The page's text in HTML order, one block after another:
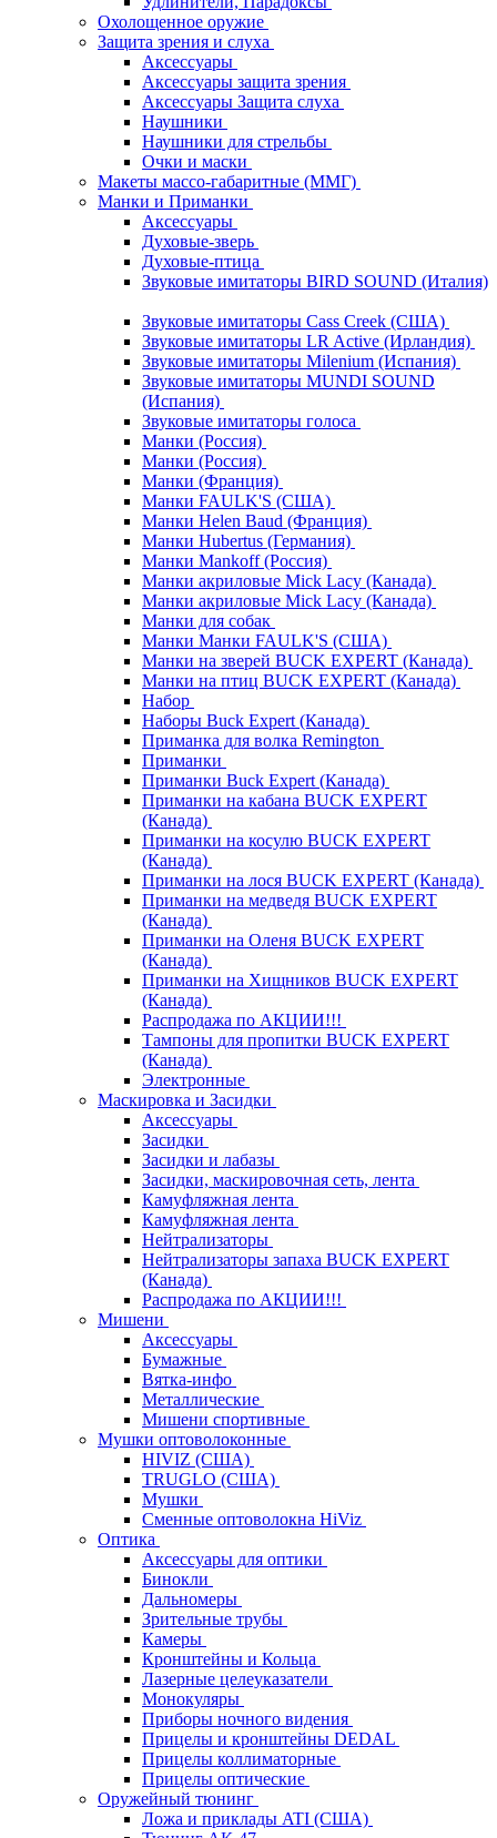
Охолощенное оружие
Защита зрения и слуха
Аксессуары
Аксессуары защита зрения
Аксессуары Защита слуха
Наушники
Наушники для стрельбы
Очки и маски
Макеты массо-габаритные (ММГ)
Манки и Приманки
Аксессуары
Духовые-зверь
Духовые-птица
Звуковые имитаторы BIRD SOUND (Италия)
Звуковые имитаторы Cass Creek (США)
Звуковые имитаторы LR Active (Ирландия)
Звуковые имитаторы Milenium (Испания)
Звуковые имитаторы MUNDI SOUND
(Испания)
Звуковые имитаторы голоса
Манки (Россия)
Манки (Россия)
Манки (Франция)
Манки FAULK'S (США)
Манки Helen Baud (Франция)
Манки Hubertus (Германия)
Манки Mankoff (Россия)
Манки акриловые Mick Lacy (Канада)
Манки акриловые Mick Lacy (Канада)
Манки для собак
Манки Манки FAULK'S (США)
Манки на зверей BUCK EXPERT (Канада)
Манки на птиц BUCK EXPERT (Канада)
Набор
Наборы Buck Expert (Канада)
Приманка для волка Remington
Приманки
Приманки Buck Expert (Канада)
Приманки на кабана BUCK EXPERT
(Канада)
Приманки на косулю BUCK EXPERT
(Канада)
Приманки на лося BUCK EXPERT (Канада)
Приманки на медведя BUCK EXPERT
(Канада)
Приманки на Оленя BUCK EXPERT
(Канада)
Приманки на Хищников BUCK EXPERT
(Канада)
Распродажа по АКЦИИ!!!
Тампоны для пропитки BUCK EXPERT
(Канада)
Электронные
Маскировка и Засидки
Аксессуары
Засидки
Засидки и лабазы
Засидки, маскировочная сеть, лента
Камуфляжная лента
Камуфляжная лента
Нейтрализаторы
Нейтрализаторы запаха BUCK EXPERT
(Канада)
Распродажа по АКЦИИ!!!
Мишени
Аксессуары
Бумажные
Вятка-инфо
Металлические
Мишени спортивные
Мушки оптоволоконные
HIVIZ (США)
TRUGLO (США)
Мушки
Сменные оптоволокна HiViz
Оптика
Аксессуары для оптики
Бинокли
Дальномеры
Зрительные трубы
Камеры
Кронштейны и Кольца
Лазерные целеуказатели
Монокуляры
Приборы ночного видения
Прицелы и кронштейны DEDAL
Прицелы коллиматорные
Прицелы оптические
Оружейный тюнинг
Ложа и приклады ATI (США)